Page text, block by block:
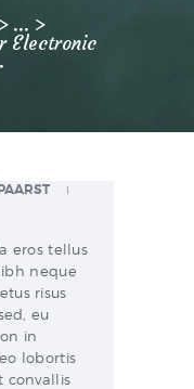
...
Electronic
eros tellus
neque
risus
eu
in
lobortis
convallis